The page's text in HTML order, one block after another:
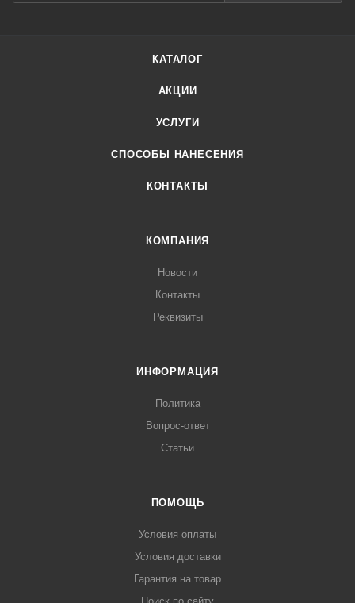
КАТАЛОГ
АКЦИИ
УСЛУГИ
СПОСОБЫ НАНЕСЕНИЯ
КОНТАКТЫ
КОМПАНИЯ
Новости
Контакты
Реквизиты
ИНФОРМАЦИЯ
Политика
Вопрос-ответ
Статьи
ПОМОЩЬ
Условия оплаты
Условия доставки
Гарантия на товар